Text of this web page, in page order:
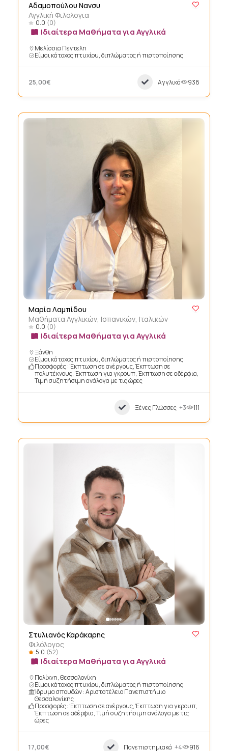
Αδαμοπούλου Νανσυ
Αγγλική Φιλολογια
0.0 (0)
Ιδιαίτερα Μαθήματα για Αγγλικά
Μελίσσια Πεντελη
Είμαι κάτοχος πτυχίου, διπλώματος ή πιστοποίησης
25,00€ Αγγλικά 938
Μαρία Λαμπίδου
Μαθήματα Αγγλικών, Ισπανικών, Ιταλικών
0.0 (0)
Ιδιαίτερα Μαθήματα για Αγγλικά
Ξάνθη
Είμαι κάτοχος πτυχίου, διπλώματος ή πιστοποίησης
Προσφορές : Έκπτωση σε ανέργους, Έκπτωση σε
πολυτέκνους, Έκπτωση για γκρουπ, Έκπτωση σε αδέρφια,
Τιμή συζητήσιμη ανάλογα με τις ώρες
Ξένες Γλώσσες +3 111
Στυλιανός Καράκαρης
Φιλόλογος
5.0 (52)
Ιδιαίτερα Μαθήματα για Αγγλικά
Πολίχνη, Θεσσαλονίκη
Είμαι κάτοχος πτυχίου, διπλώματος ή πιστοποίησης
Ίδρυμα σπουδών : Αριστοτέλειο Πανεπιστήμιο
Θεσσαλονίκης
Προσφορές : Έκπτωση σε ανέργους, Έκπτωση για γκρουπ,
Έκπτωση σε αδέρφια, Τιμή συζητήσιμη ανάλογα με τις
ώρες
17,00€ Πανεπιστημιακά +4 916